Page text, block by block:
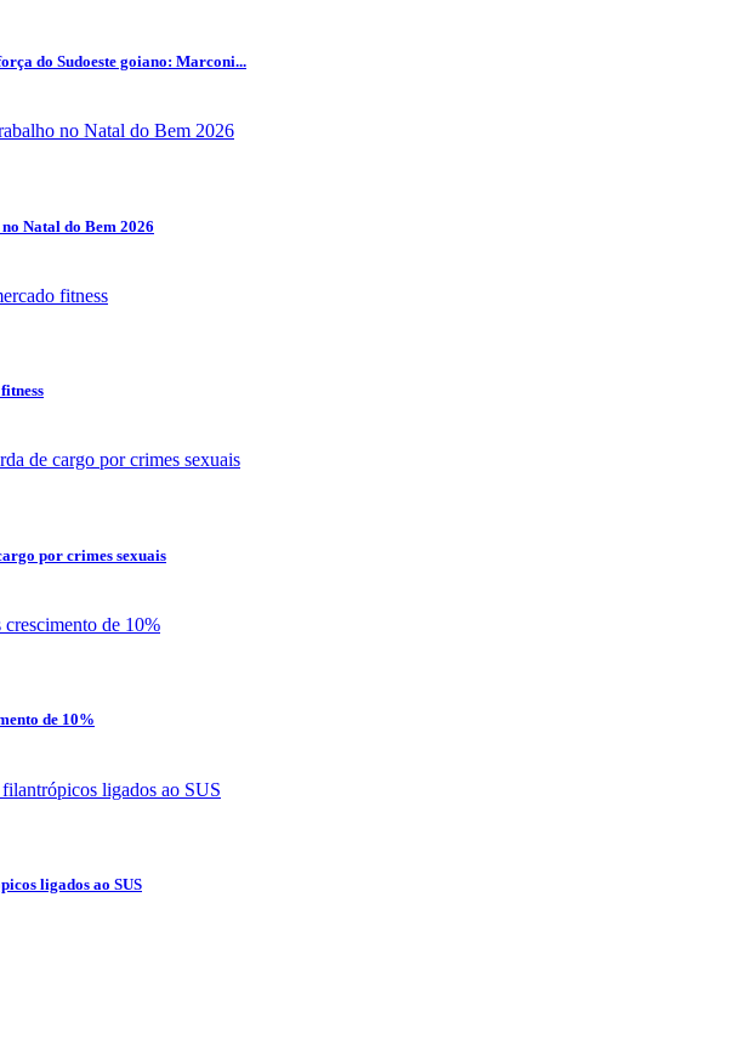
do Sudoeste goiano: Marconi...
Natal do Bem 2026
por crimes sexuais
de 10%
ligados ao SUS